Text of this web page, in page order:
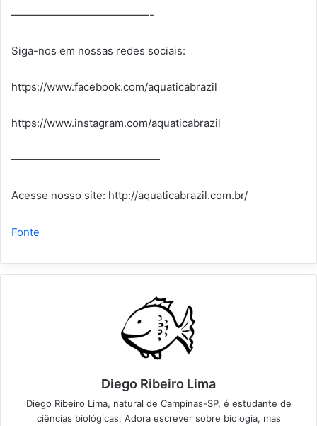
—————————————-
Siga-nos em nossas redes sociais:
https://www.facebook.com/aquaticabrazil
https://www.instagram.com/aquaticabrazil
——————————————
Acesse nosso site: http://aquaticabrazil.com.br/
Fonte
Diego Ribeiro Lima
Diego Ribeiro Lima, natural de Campinas-SP, é estudante de
ciências biológicas. Adora escrever sobre biologia, mas